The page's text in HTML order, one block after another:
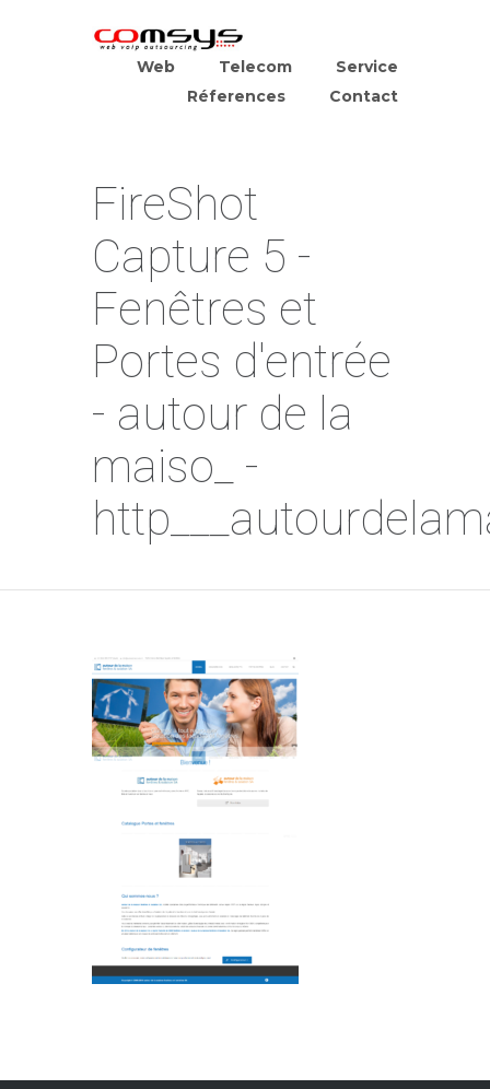
Web Telecom
Service
Réferences
Contact
FireShot
Capture 5 -
Fenêtres et
Portes d'entrée
- autour de la
maiso_ -